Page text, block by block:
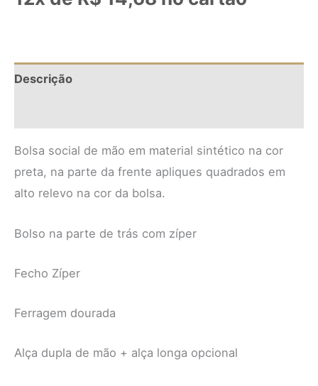
Descrição
Bolsa social de mão em material sintético na cor
preta, na parte da frente apliques quadrados em
alto relevo na cor da bolsa.
Bolso na parte de trás com zíper
Fecho Zíper
Ferragem dourada
Alça dupla de mão + alça longa opcional